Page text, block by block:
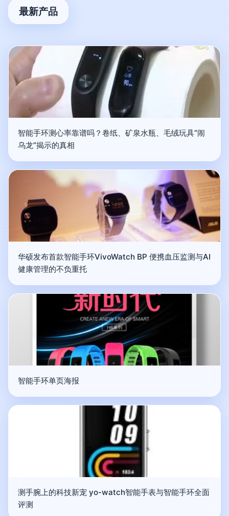
最新产品
智能手环测心率靠谱吗？卷纸、矿泉水瓶、毛绒玩具“闹
乌龙”揭示的真相
华硕发布首款智能手环VivoWatch BP 便携血压监测与AI
健康管理的不负重托
智能手环单页海报
测手腕上的科技新宠 yo-watch智能手表与智能手环全面
评测